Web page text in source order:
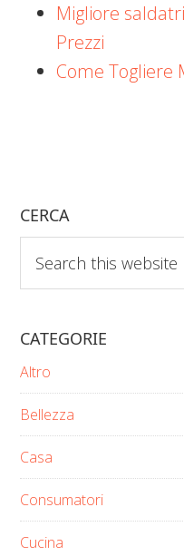
Migliore
Prezzi
Come Togliere
CERCA
this
website
CATEGORIE
Altro
Bellezza
Casa
Consumatori
Cucina